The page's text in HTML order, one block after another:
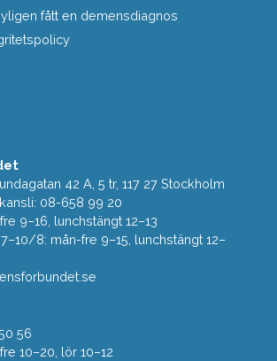
fått en demensdiagnos
42 A, 5 tr, 117 27 Stockholm
08-658 99 20
9–16, lunchstängt 12–13
8: mån-fre 9–15, lunchstängt 12–
56
10–20, lör 10–12